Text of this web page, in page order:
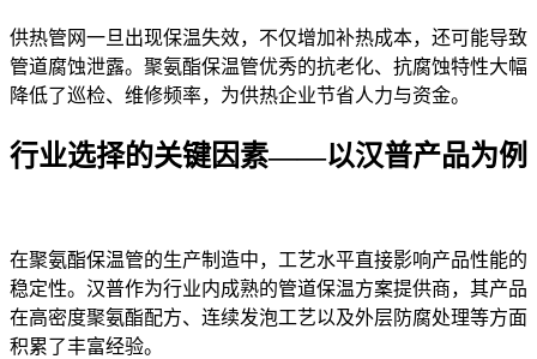
供热管网一旦出现保温失效，不仅增加补热成本，还可能导致
管道腐蚀泄露。聚氨酯保温管优秀的抗老化、抗腐蚀特性大幅
降低了巡检、维修频率，为供热企业节省人力与资金。
行业选择的关键因素——以汉普产品为例
在聚氨酯保温管的生产制造中，工艺水平直接影响产品性能的
稳定性。汉普作为行业内成熟的管道保温方案提供商，其产品
在高密度聚氨酯配方、连续发泡工艺以及外层防腐处理等方面
积累了丰富经验。